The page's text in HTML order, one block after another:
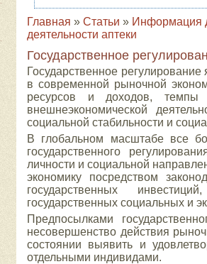
Главная » Статьи » Информация
деятельности аптеки
Государственное
Государственное
в современной рыночной
ресурсов и доходов, темпы
внешнеэкономической
социальной стабильности и
В глобальном масштабе все
государственного
личности и социальной
экономику посредством
государственных
государственных социальных и
Предпосылками
несовершенство действия
состоянии выявить и
отдельными индивидами.